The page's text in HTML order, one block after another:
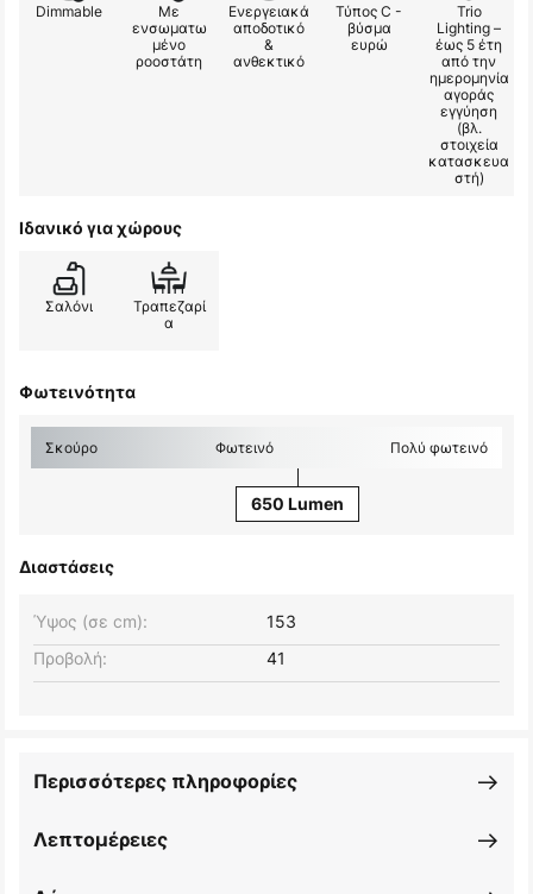
Dimmable
Με
ενσωματω
μένο
ροοστάτη
Ενεργειακά
αποδοτικό
&
ανθεκτικό
Τύπος C -
βύσμα
ευρώ
Trio
Lighting –
έως 5 έτη
από την
ημερομηνία
αγοράς
εγγύηση
(βλ.
στοιχεία
κατασκευα
στή)
Ιδανικό για χώρους
Σαλόνι
Τραπεζαρί
α
Φωτεινότητα
Σκούρο Φωτεινό Πολύ φωτεινό
650 Lumen
Διαστάσεις
Ύψος (σε cm):
153
Προβολή:
41
Λεπτομέρειες
Περισσότερες πληροφορίες